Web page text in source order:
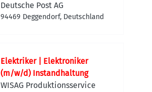
in 2027
Deutsche Post AG
94469 Deggendorf, Deutschland
Elektriker | Elektroniker
(m/w/d) Instandhaltung
WISAG Produktionsservice